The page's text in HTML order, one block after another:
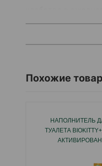
Похожие
НАПОЛНИТЕЛЬ
ТУАЛЕТА BIOKITTY+